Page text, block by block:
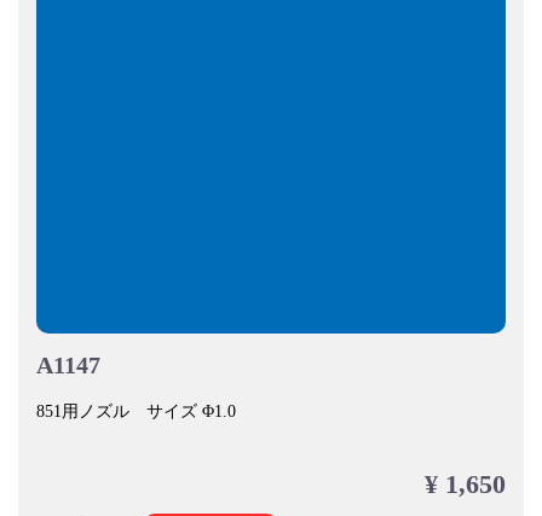
A1147
851用ノズル サイズ Φ1.0
¥ 1,650